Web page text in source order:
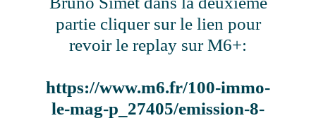
partie cliquer sur le lien pour
revoir le replay sur M6+:
https://www.m6.fr/100-immo-
le-mag-p_27405/emission-8-